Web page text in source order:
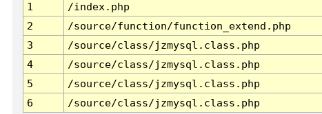
1
/index.php
2
/source/function/function_extend.php
3
/source/class/jzmysql.class.php
4
/source/class/jzmysql.class.php
5
/source/class/jzmysql.class.php
6
/source/class/jzmysql.class.php